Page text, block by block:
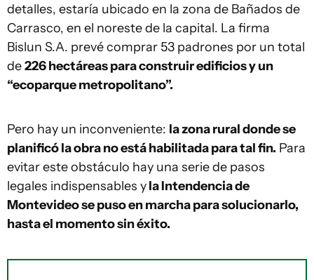
detalles, estaría ubicado en la zona de Bañados de
Carrasco, en el noreste de la capital. La firma
Bislun S.A. prevé comprar 53 padrones por un total
de226 hectáreas para construir edificios y un
“ecoparque metropolitano”.
Pero hay un inconveniente: la zona rural donde se
planificó la obra no está habilitada para tal fin. Para
evitar este obstáculo hay una serie de pasos
legales indispensables yla Intendencia de
Montevideo se puso en marcha para solucionarlo,
hasta el momento sin éxito.